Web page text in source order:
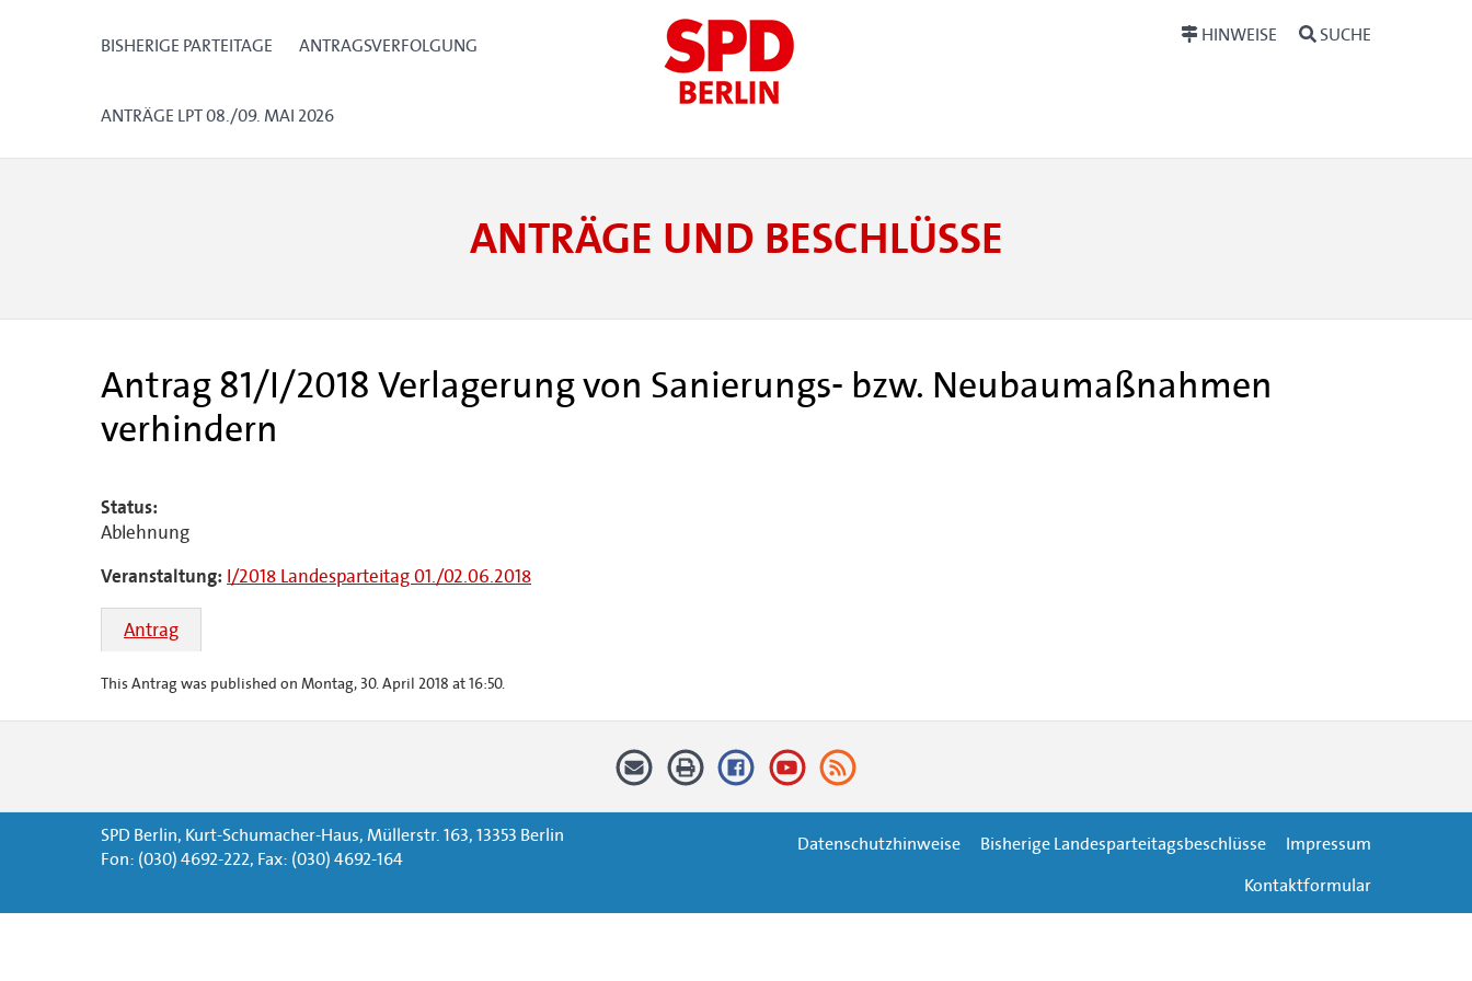
BISHERIGE PARTEITAGE ANTRAGSVERFOLGUNG
ANTRÄGE LPT 08./09. MAI 2026
HINWEISE SUCHE
ANTRÄGE UND BESCHLÜSSE
Antrag 81/I/2018 Verlagerung von Sanierungs- bzw. Neubaumaßnahmen
verhindern
Status:
Ablehnung
Veranstaltung: I/2018 Landesparteitag 01./02.06.2018
Antrag
This Antrag was published on Montag, 30. April 2018 at 16:50.
SPD Berlin, Kurt-Schumacher-Haus, Müllerstr. 163, 13353 Berlin
Fon: (030) 4692-222, Fax: (030) 4692-164
Datenschutzhinweise Bisherige Landesparteitagsbeschlüsse
Impressum
Kontaktformular